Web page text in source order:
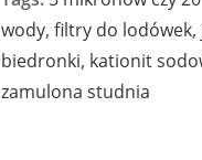
wody, filtry do lodówek,
biedronki, kationit
zamulona studnia